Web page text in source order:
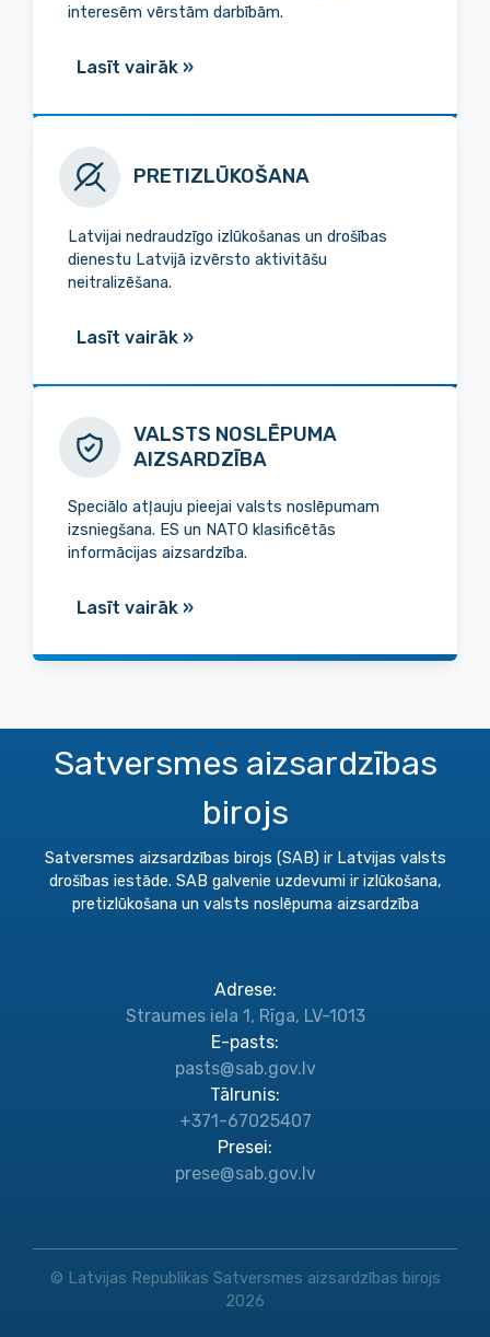
interesēm vērstām darbībām.
Lasīt vairāk »
PRETIZLŪKOŠANA
Latvijai nedraudzīgo izlūkošanas un drošības
dienestu Latvijā izvērsto aktivitāšu
neitralizēšana.
Lasīt vairāk »
VALSTS NOSLĒPUMA
AIZSARDZĪBA
Speciālo atļauju pieejai valsts noslēpumam
izsniegšana. ES un NATO klasificētās
informācijas aizsardzība.
Lasīt vairāk »
Satversmes aizsardzības
birojs
Satversmes aizsardzības birojs (SAB) ir Latvijas valsts
drošības iestāde. SAB galvenie uzdevumi ir izlūkošana,
pretizlūkošana un valsts noslēpuma aizsardzība
Adrese:
Straumes iela 1, Rīga, LV-1013
E-pasts:
pasts@sab.gov.lv
Tālrunis:
+371-67025407
Presei:
prese@sab.gov.lv
© Latvijas Republikas Satversmes aizsardzības birojs
2026